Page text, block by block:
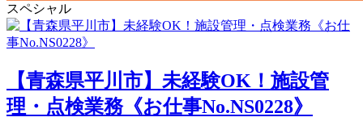
スペシャル
【青森県平川市】未経験OK！施設管
理・点検業務《お仕事No.NS0228》